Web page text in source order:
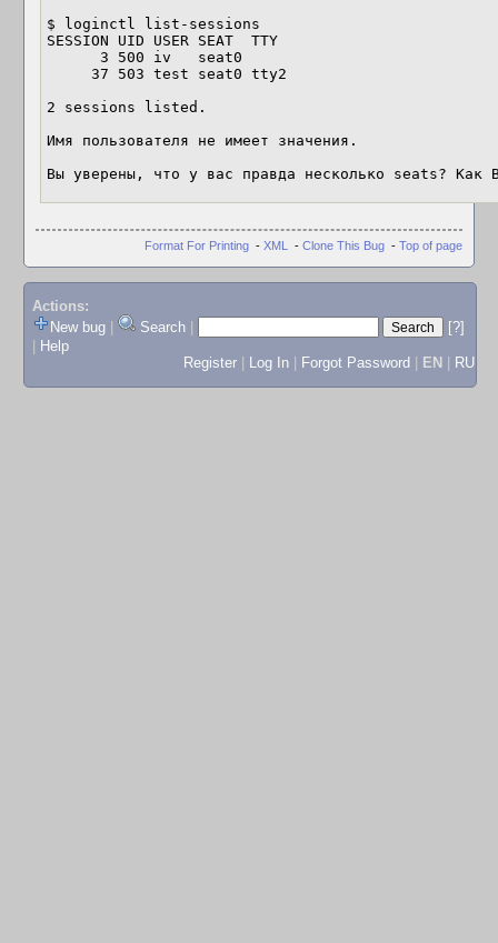
$ loginctl list-sessions
SESSION UID USER SEAT  TTY
2 sessions listed.
Имя пользователя не имеет значения.
Вы уверены, что у вас правда несколько seats? Как
Format For Printing - XML - Clone This Bug - Top of page
Actions:
New bug
Search
[?]
Help
Register
Log In Forgot Password EN RU